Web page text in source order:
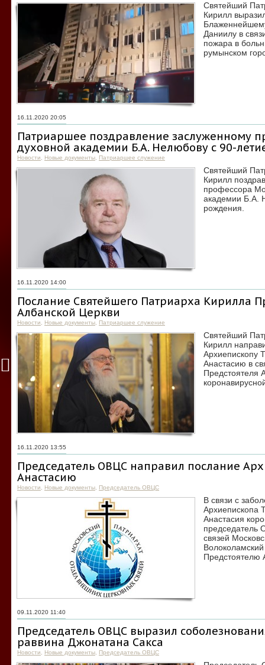
Святейший
Кирилл
Даниилу в
пожара в
румынском
16.11.2020 20:05
Патриаршее поздравление заслуженному
духовной академии Б.А. Нелюбову с 90-
Новости Новые документы Патриаршее служение
Святейший
Кирилл
профессора
академии Б.А.
рождения.
16.11.2020 14:00
Послание Святейшего Патриарха Кирилла
Албанской Церкви
Новости Новые документы Патриаршее служение
Святейший
Кирилл
Архиепископу
Анастасию в
Предстоятеля
16.11.2020 13:55
Председатель ОВЦС направил послание
Анастасию
Новости Новые документы Председатель ОВЦС
В связи с
Архиепископа
Анастасия
председатель
связей
Предстоятелю
09.11.2020 11:40
Председатель ОВЦС выразил
раввина Джонатана Сакса
Новости Новые документы Председатель ОВЦС